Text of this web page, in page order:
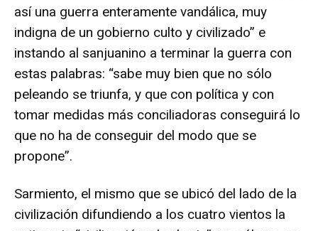
así una guerra enteramente vandálica, muy
indigna de un gobierno culto y civilizado” e
instando al sanjuanino a terminar la guerra con
estas palabras: “sabe muy bien que no sólo
peleando se triunfa, y que con política y con
tomar medidas más conciliadoras conseguirá lo
que no ha de conseguir del modo que se
propone”.
Sarmiento, el mismo que se ubicó del lado de la
civilización difundiendo a los cuatro vientos la